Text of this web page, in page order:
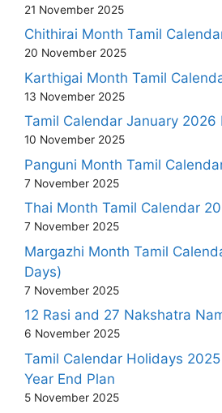
21 November 2025
Chithirai Month Tamil
20 November 2025
Karthigai Month Tamil
13 November 2025
Tamil Calendar January 2026
10 November 2025
Panguni Month Tamil
7 November 2025
Thai Month Tamil Calendar
7 November 2025
Margazhi Month Tamil
Days)
7 November 2025
12 Rasi and 27 Nakshatra
6 November 2025
Tamil Calendar Holidays
Year End Plan
5 November 2025